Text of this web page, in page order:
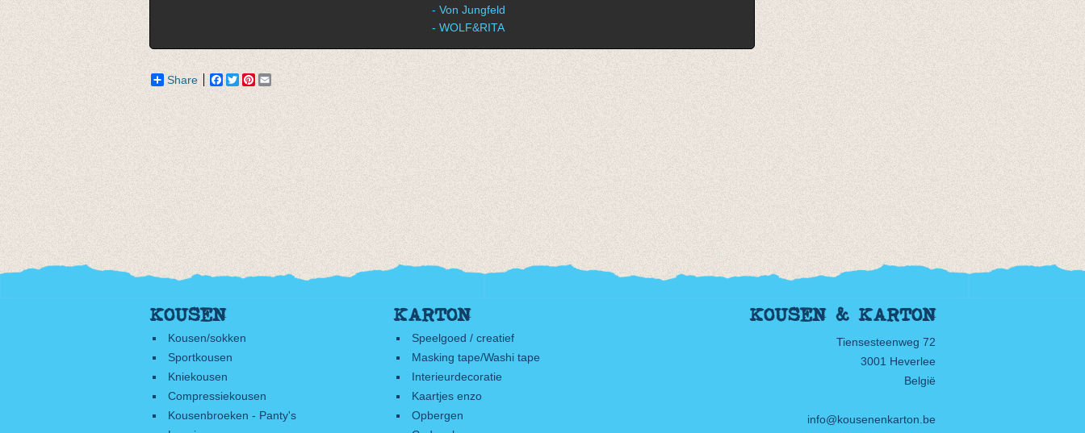
- Von Jungfeld
- WOLF&RITA
Share Facebook
TwitterPinterest
KOUSEN
Kousen/sokken
Sportkousen
Kniekousen
Compressiekousen
Kousenbroeken - Panty's
KARTON
Speelgoed / creatief
Masking tape/Washi tape
Interieurdecoratie
Kaartjes enzo
Opbergen
KOUSEN & KARTON
Tiensesteenweg 72
3001 Heverlee
België
info@kousenenkarton.be